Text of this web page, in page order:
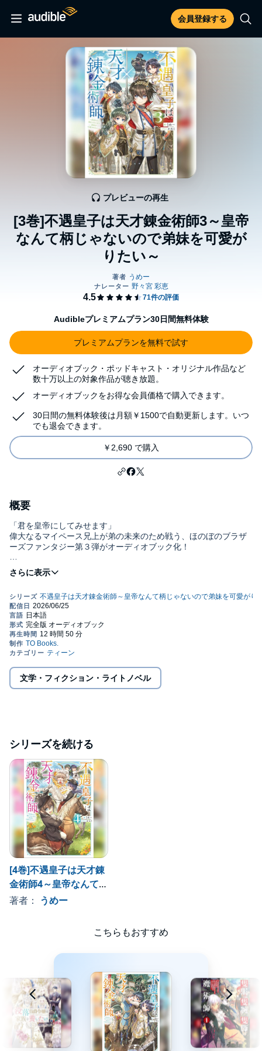
会員登録する
[3巻]不遇皇子は天才錬金術師3～皇帝
なんて柄じゃないので弟妹を可愛が
りたい～
プレビューの再生
Audibleプレミアムプラン30日間無料体験
プレミアムプランを無料で試す
オーディオブック・ポッドキャスト・オリジナル作品など
数十万以上の対象作品が聴き放題。
オーディオブックをお得な会員価格で購入できます。
30日間の無料体験後は月額￥1500で自動更新します。いつ
でも退会できます。
￥2,690 で購入
概要
「君を皇帝にしてみせます」
偉大なるマイペース兄上が弟の未来のため戦う、ほのぼのブラザ
ーズファンタジー第３弾がオーディオブック化！
ある日、辺境の小競り合いに帝国も軍を出すべきだと話が持ちあ
がった。
うなのは──公爵達にとって邪魔者なアーシャ。
当の彼は、今の立場では弟達と楽しく暮らしていける保証もない
ので、策略にはまるフリで実績を作ることに！
敵は、不出来な将軍を現場指揮官にしたうえ、兵数を絞りバラバ
ラの軍を当てがい、
アーシャが戻ってこられないよう徹底的に手を回してくる。
軍をまとめあげ、国際問題を解決する秘策があって？
偉大なるマイペース兄上が弟との未来のため戦場へ！
文学・フィクション・ライトノベル
シリーズを続ける
[4巻]不遇皇子は天才錬
金術師4～皇帝なんて柄
じゃないので弟妹を可
著者： うめー
こちらもおすすめ